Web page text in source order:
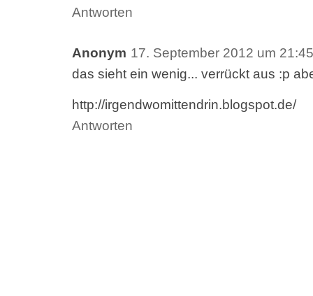
Antworten
Anonym 17. September 2012 um 21:45
das sieht ein wenig... verrückt aus :p
http://irgendwomittendrin.blogspot.de/
Antworten